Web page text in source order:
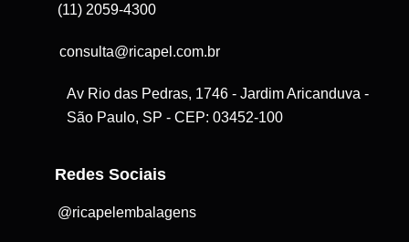
(11) 2059-4300
consulta@ricapel.com.br
Av Rio das Pedras, 1746 - Jardim Aricanduva -
São Paulo, SP - CEP: 03452-100
Redes Sociais
@ricapelembalagens